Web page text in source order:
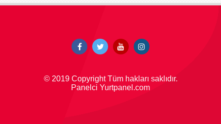
© 2019 Copyright Tüm hakları saklıdır.
Panelci Yurtpanel.com